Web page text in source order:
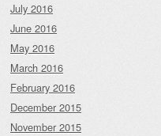
July 2016
June 2016
May 2016
March 2016
February 2016
December 2015
November 2015